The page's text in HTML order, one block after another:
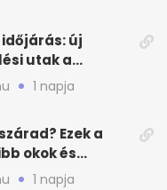
új
utak a
1 napja
Ezek a
okok és
1 napja